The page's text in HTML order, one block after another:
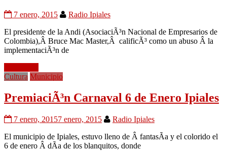
7 enero, 2015
Radio Ipiales
El presidente de la Andi (AsociaciÃ³n Nacional de Empresarios de
Colombia),Â Bruce Mac Master,Â calificÃ³ como un abuso Â la
implementaciÃ³n de
Cultura Municipio
PremiaciÃ³n Carnaval 6 de Enero Ipiales
7 enero, 20157 enero, 2015
Radio Ipiales
El municipio de Ipiales, estuvo lleno de Â fantasÃ­a y el colorido el
6 de enero Â dÃ­a de los blanquitos, donde